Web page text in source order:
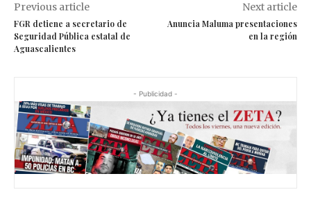
Previous article
FGR detiene a secretario de
Seguridad Pública estatal de
Aguascalientes
Next article
Anuncia Maluma presentaciones
en la región
- Publicidad -